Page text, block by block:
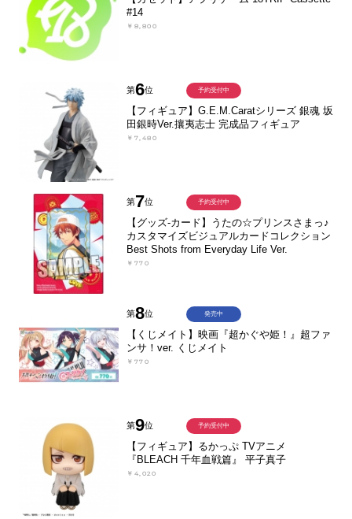
#14
￥8,800
第6位
【フィギュア】G.E.M.Caratシリーズ 銀魂 坂
田銀時Ver.攘夷志士 完成品フィギュア
￥7,480
予約受付中
第7位
【グッズ-カード】うたの☆プリンスさまっ♪
カスタマイズビジュアルカードコレクション
Best Shots from Everyday Life Ver.
￥770
予約受付中
第8位
【くじメイト】映画『超かぐや姫！』超ファ
ンサ！ver. くじメイト
￥770
発売中
第9位
【フィギュア】るかっぷ TVアニメ
『BLEACH 千年血戦篇』 平子真子
￥4,020
予約受付中